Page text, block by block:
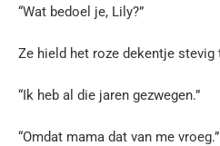
“Wat bedoel je, Lily?”
Ze hield het roze dekentje stevig
“Ik heb al die jaren gezwegen.”
“Omdat mama dat van me vroeg.”